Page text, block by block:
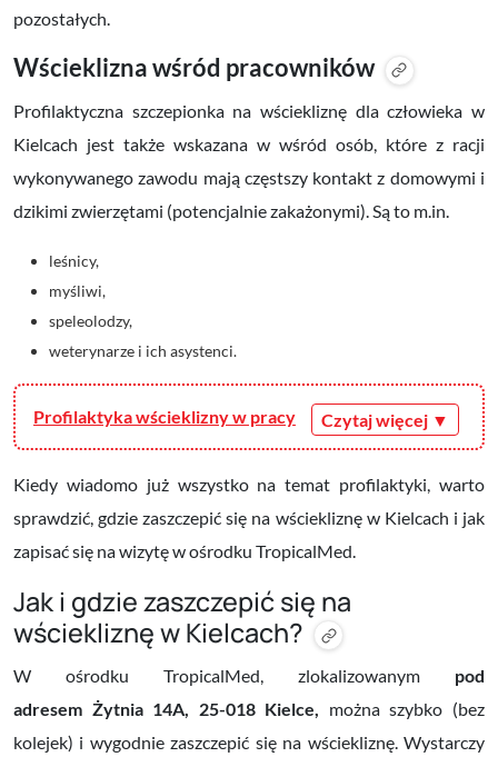
pozostałych.
Wścieklizna wśród pracowników
Profilaktyczna szczepionka na wściekliznę dla człowieka w
Kielcach jest także wskazana w wśród osób, które z racji
wykonywanego zawodu mają częstszy kontakt z domowymi i
dzikimi zwierzętami (potencjalnie zakażonymi). Są to m.in.
leśnicy,
myśliwi,
speleolodzy,
weterynarze i ich asystenci.
Profilaktyka wścieklizny w pracy
Kiedy wiadomo już wszystko na temat profilaktyki, warto
sprawdzić, gdzie zaszczepić się na wściekliznę w Kielcach i jak
zapisać się na wizytę w ośrodku TropicalMed.
Jak i gdzie zaszczepić się na
wściekliznę w Kielcach?
W ośrodku TropicalMed, zlokalizowanym pod
adresem Żytnia 14A, 25-018 Kielce, można szybko (bez
kolejek) i wygodnie zaszczepić się na wściekliznę. Wystarczy